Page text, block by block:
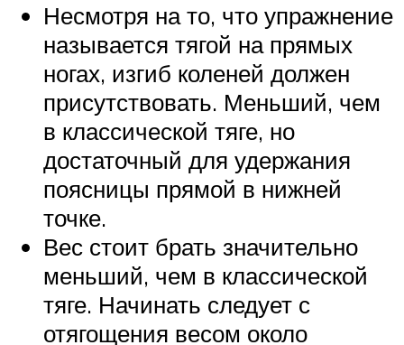
Несмотря на то, что упражнение
называется тягой на прямых
ногах, изгиб коленей должен
присутствовать. Меньший, чем
в классической тяге, но
достаточный для удержания
поясницы прямой в нижней
точке.
Вес стоит брать значительно
меньший, чем в классической
тяге. Начинать следует с
отягощения весом около